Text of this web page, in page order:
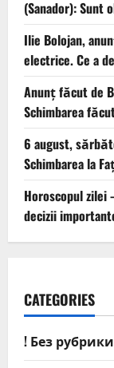
(Sanador): Sunt
Ilie Bolojan,
electrice. Ce a
Anunț făcut de
Schimbarea
6 august,
Schimbarea la
Horoscopul zilei
decizii
CATEGORIES
! Без рубрики